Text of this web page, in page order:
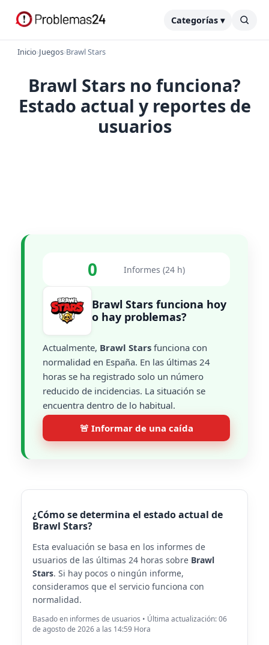
Categorías ▾
Inicio›Juegos›Brawl Stars
Brawl Stars no funciona?
Estado actual y reportes de
usuarios
0 Informes (24 h)
Brawl Stars funciona hoy
o hay problemas?
Actualmente, Brawl Stars funciona con
normalidad en España. En las últimas 24
horas se ha registrado solo un número
reducido de incidencias. La situación se
encuentra dentro de lo habitual.
🚨 Informar de una caída
¿Cómo se determina el estado actual de
Brawl Stars?
Esta evaluación se basa en los informes de
usuarios de las últimas 24 horas sobre Brawl
Stars. Si hay pocos o ningún informe,
consideramos que el servicio funciona con
normalidad.
Basado en informes de usuarios • Última actualización: 06
de agosto de 2026 a las 14:59 Hora